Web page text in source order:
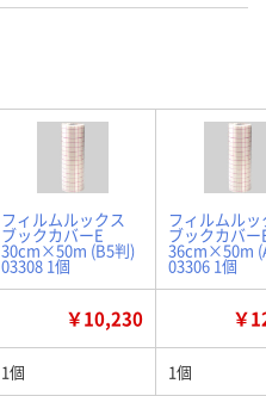
フィルムルックス
ブックカバーE
30cm×50m (B5判)
03308 1個
フィルムルッ
ブックカバー
36cm×50m
03306 1個
￥10,230 ￥
1個 1個